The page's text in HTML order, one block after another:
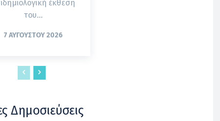
έκθεση
του...
7 ΑΥΓΟΎΣΤΟΥ 2026
Δημοσιεύσεις